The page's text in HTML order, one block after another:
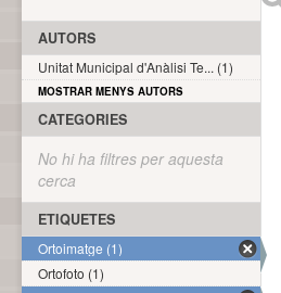
AUTORS
Unitat Municipal d'Anàlisi Te... (1)
MOSTRAR MENYS AUTORS
CATEGORIES
No hi ha filtres per aquesta
cerca
ETIQUETES
Ortoimatge (1)
Ortofoto (1)